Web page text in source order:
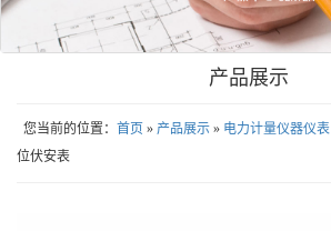
产品展示
您当前的位置： 首页 » 产品展示 » 电力计量仪器仪表
位伏安表